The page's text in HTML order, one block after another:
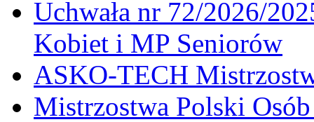
Uchwała nr 72/2026/
Kobiet i MP Seniorów
ASKO-TECH
Mistrzostwa Polski